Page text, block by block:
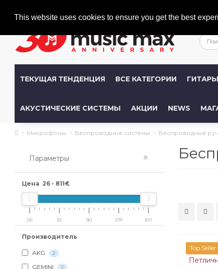
This website uses cookies to ensure you get the best
ТЕКУЩАЯ ТЕНДЕНЦИЯ ВСЕ КАТЕГОРИИ ГИТАРЫ
АКУСТИЧЕСКИЕ СИСТЕМЫ АКЦИИ NEWS
Микрофоны Беспроводные системы Беспроводные
Параметры ×
Цена 26 - 811€
26 32 90 291 811
Производитель
AKG 2
GEMINI 2
Top Seller